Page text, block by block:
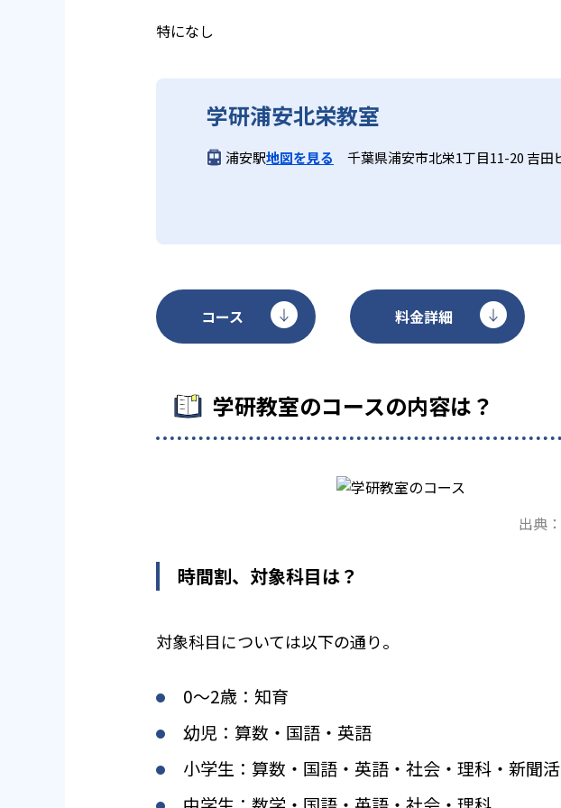
学研教室のデメリットとしては、基礎をより重視してい
特になし
学研浦安北栄教室
浦安駅地図を見る 千葉県浦安市北栄1丁目11-20 吉田
コース 料金詳細
学研教室のコースの内容は？
出典
時間割、対象科目は？
対象科目については以下の通り。
0〜2歳：知育
幼児：算数・国語・英語
小学生：算数・国語・英語・社会・理科・新聞